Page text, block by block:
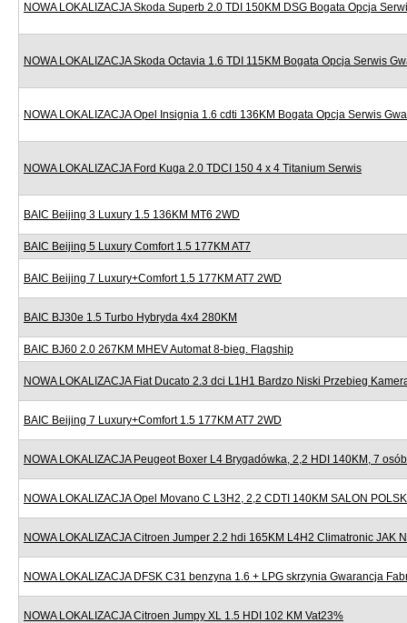
NOWA LOKALIZACJA Skoda Superb 2.0 TDI 150KM DSG Bogata Opcja
NOWA LOKALIZACJA Skoda Octavia 1.6 TDI 115KM Bogata Opcja Serwis
NOWA LOKALIZACJA Opel Insignia 1.6 cdti 136KM Bogata Opcja Serwis
NOWA LOKALIZACJA Ford Kuga 2.0 TDCI 150 4 x 4 Titanium Serwis
BAIC Beijing 3 Luxury 1.5 136KM MT6 2WD
BAIC Beijing 5 Luxury Comfort 1.5 177KM AT7
BAIC Beijing 7 Luxury+Comfort 1.5 177KM AT7 2WD
BAIC BJ30e 1.5 Turbo Hybryda 4x4 280KM
BAIC BJ60 2.0 267KM MHEV Automat 8-bieg. Flagship
NOWA LOKALIZACJA Fiat Ducato 2.3 dci L1H1 Bardzo Niski Przebieg
BAIC Beijing 7 Luxury+Comfort 1.5 177KM AT7 2WD
NOWA LOKALIZACJA Peugeot Boxer L4 Brygadówka, 2,2 HDI 140KM, 7
NOWA LOKALIZACJA Opel Movano C L3H2, 2,2 CDTI 140KM SALON
NOWA LOKALIZACJA Citroen Jumper 2.2 hdi 165KM L4H2 Climatronic JAK
NOWA LOKALIZACJA DFSK C31 benzyna 1.6 + LPG skrzynia Gwarancja
NOWA LOKALIZACJA Citroen Jumpy XL 1.5 HDI 102 KM Vat23%